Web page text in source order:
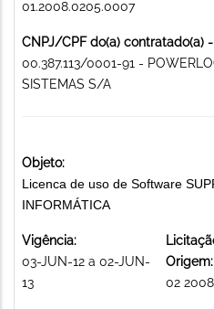
01.2008.0205.0007
CNPJ/CPF do(a) contratado(a)
00.387.113/0001-91 -
SISTEMAS S/A
Objeto:
Licenca de uso de Software
INFORMÁTICA
Vigência:
03-JUN-12 a 02-JUN-
13
Origem:
02 2008